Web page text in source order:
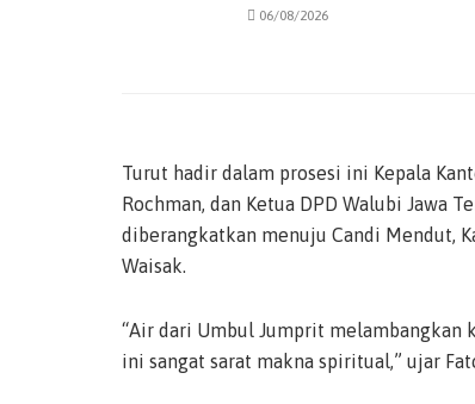
06/08/2026
Turut hadir dalam prosesi ini Kepala
Rochman, dan Ketua DPD Walubi Jawa
diberangkatkan menuju Candi Mendut,
Waisak.
“Air dari Umbul Jumprit melambangkan
ini sangat sarat makna spiritual,” ujar